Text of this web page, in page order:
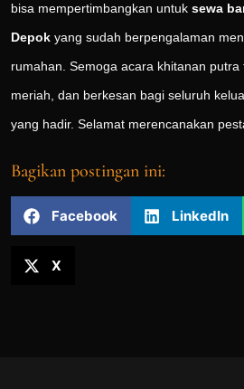
bisa mempertimbangkan untuk sewa
Depok yang sudah berpengalaman
rumahan. Semoga acara khitanan putra
meriah, dan berkesan bagi seluruh
yang hadir. Selamat merencanakan
Bagikan postingan ini:
Facebook LinkedIn
X